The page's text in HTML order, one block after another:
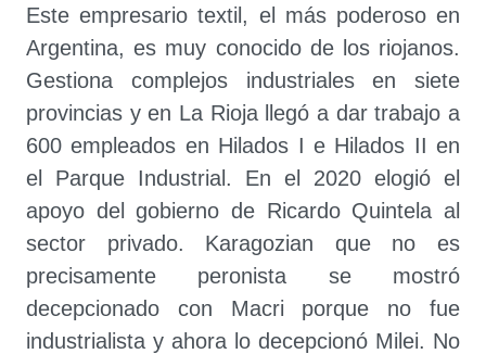
Este empresario textil, el más poderoso en
Argentina, es muy conocido de los riojanos.
Gestiona complejos industriales en siete
provincias y en La Rioja llegó a dar trabajo a
600 empleados en Hilados I e Hilados II en
el Parque Industrial. En el 2020 elogió el
apoyo del gobierno de Ricardo Quintela al
sector privado. Karagozian que no es
precisamente peronista se mostró
decepcionado con Macri porque no fue
industrialista y ahora lo decepcionó Milei. No